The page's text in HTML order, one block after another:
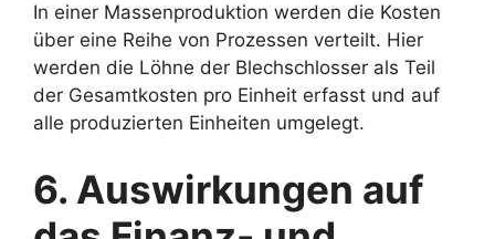
In einer Massenproduktion werden die Kosten
über eine Reihe von Prozessen verteilt. Hier
werden die Löhne der Blechschlosser als Teil
der Gesamtkosten pro Einheit erfasst und auf
alle produzierten Einheiten umgelegt.
6. Auswirkungen auf